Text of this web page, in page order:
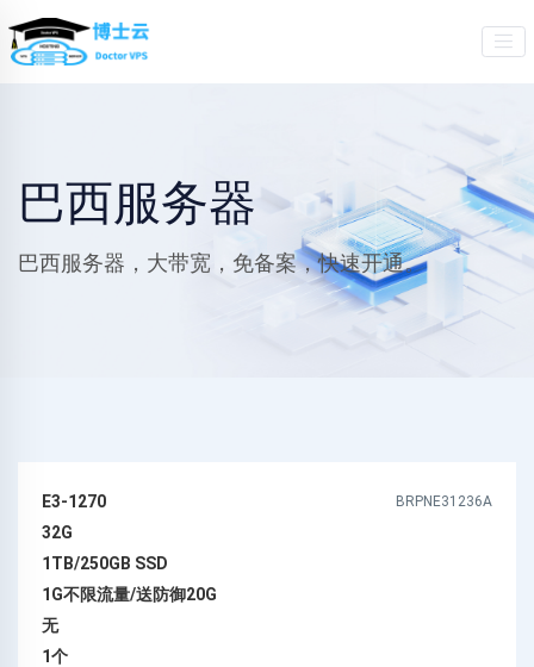
巴西服务器
巴西服务器，大带宽，免备案，快速开通。
E3-1270 BRPNE31236A
32G
1TB/250GB SSD
1G不限流量/送防御20G
无
1个